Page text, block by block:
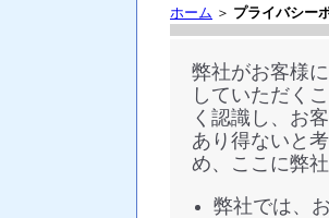
ホーム ＞ プライバシー
弊社がお客様
していただく
く認識し、お
あり得ないと
め、ここに弊
弊社では、